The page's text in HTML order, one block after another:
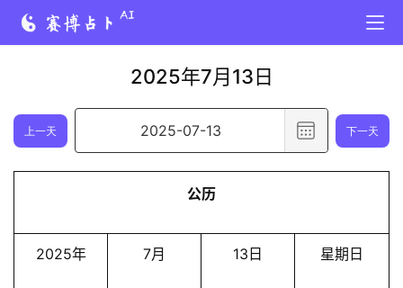
2025年7月13日
上一天
选
日
下一天
公历
2025年 7月 13日 星期日